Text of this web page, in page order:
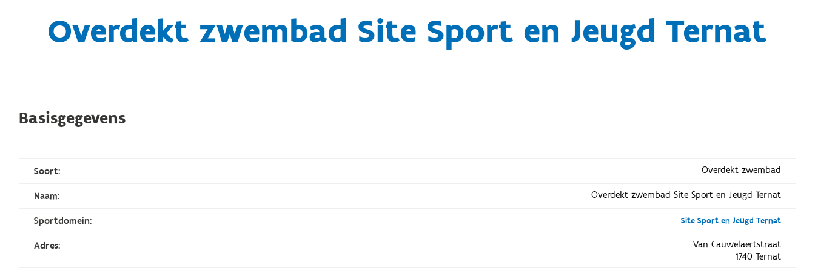
Overdekt zwembad Site Sport en Jeugd Ternat
Basisgegevens
Soort: Overdekt zwembad
Naam: Overdekt zwembad Site Sport en Jeugd Ternat
Sportdomein: Site Sport en Jeugd Ternat
Adres:
Van Cauwelaertstraat
1740 Ternat